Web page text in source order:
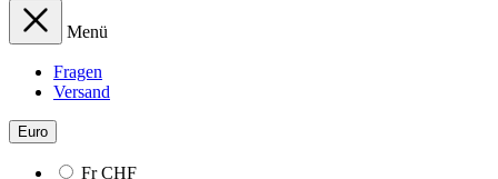
Menü
Fragen
Versand
Euro
FrCHF